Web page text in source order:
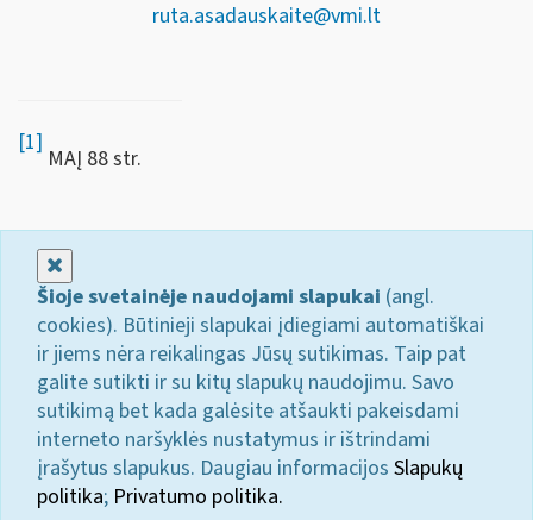
ruta.asadauskaite@vmi.lt
[1]
MAĮ 88 str.
Šioje svetainėje naudojami slapukai (angl.
cookies). Būtinieji slapukai įdiegiami automatiškai
ir jiems nėra reikalingas Jūsų sutikimas. Taip pat
galite sutikti ir su kitų slapukų naudojimu. Savo
sutikimą bet kada galėsite atšaukti pakeisdami
interneto naršyklės nustatymus ir ištrindami
įrašytus slapukus. Daugiau informacijos Slapukų
politika; Privatumo politika.